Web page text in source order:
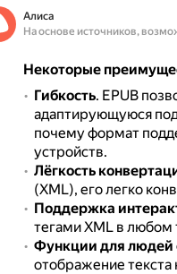
Алиса
На основе источников,
Некоторые
Гибкость. EPUB
адаптирующуюся
почему формат
устройств.
Лёгкость
(XML), его легко
Поддержка
тегами XML в любом
Функции для людей
отображение